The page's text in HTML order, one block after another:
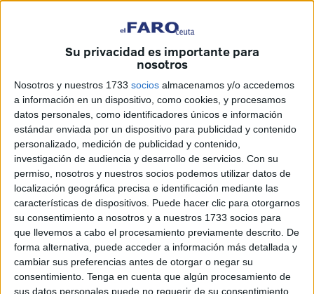
Su privacidad es importante para
nosotros
Nosotros y nuestros 1733 socios almacenamos y/o accedemos
a información en un dispositivo, como cookies, y procesamos
datos personales, como identificadores únicos e información
estándar enviada por un dispositivo para publicidad y contenido
personalizado, medición de publicidad y contenido,
investigación de audiencia y desarrollo de servicios. Con su
permiso, nosotros y nuestros socios podemos utilizar datos de
localización geográfica precisa e identificación mediante las
características de dispositivos. Puede hacer clic para otorgarnos
su consentimiento a nosotros y a nuestros 1733 socios para
que llevemos a cabo el procesamiento previamente descrito. De
forma alternativa, puede acceder a información más detallada y
cambiar sus preferencias antes de otorgar o negar su
consentimiento. Tenga en cuenta que algún procesamiento de
sus datos personales puede no requerir de su consentimiento,
La delegada del Gobierno en Ceuta, Cristina Pérez, ha
políticas sociales y laborales
impulsadas por el Ejecutivo central en los últimos años,
destacando especialmente el papel del
Vital (IMV) y el crecimiento delempleo estableen la
ciudad.
Pérez recordó que actualmente un pensionista medio
Ceuta percibe1.662 euros mensuales, una cantidad que
—según dijo— “viene a cubrir las necesidades de este
colectivo”. Sin embargo, señaló que el Gobierno no se
limita a atender a los mayores, sino que también trabaja
para proteger a quienes, por diversas circunstancias, no
tienen empleo ni ingresos suficientes.
En ese sentido, defendió la creación delIngreso Mínimo